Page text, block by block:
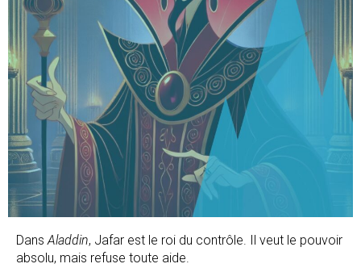
Dans Aladdin, Jafar est le roi du contrôle. Il veut le pouvoir
absolu, mais refuse toute aide.